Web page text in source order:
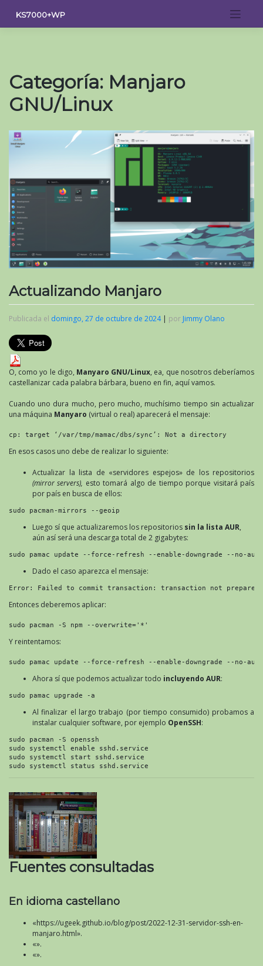
contenido
KS7000+WP
Categoría: Manjaro
GNU/Linux
Actualizando Manjaro
Publicada el domingo, 27 de octubre de 2024| por Jimmy Olano
O, como yo le digo, Manyaro GNU/Linux, ea, que nosotros deberíamos
castellanizar cada palabra bárbara, bueno en fin, aquí vamos.
Cuando uno dura mucho, pero mucho, muchísimo tiempo sin actualizar
una máquina Manyaro (virtual o real) aparecerá el mensaje:
cp: target ‘/var/tmp/mamac/dbs/sync’: Not a directory
En esos casos uno debe de realizar lo siguiente:
Actualizar la lista de «servidores espejos» de los repositorios
(mirror servers), esto tomará algo de tiempo porque visitará país
por país en busca de ellos:
sudo pacman-mirrors --geoip
Luego sí que actualizaremos los repositorios sin la lista AUR,
aún así será una descarga total de 2 gigabytes:
sudo pamac update --force-refresh --enable-downgrade --no-aur
Dado el caso aparezca el mensaje:
Error: Failed to commit transaction: transaction not prepared
Entonces deberemos aplicar:
sudo pacman -S npm --overwrite='*'
Y reintentamos:
sudo pamac update --force-refresh --enable-downgrade --no-aur
Ahora sí que podemos actualizar todo incluyendo AUR:
sudo pamac upgrade -a
Al finalizar el largo trabajo (por tiempo consumido) probamos a
instalar cualquier software, por ejemplo OpenSSH:
sudo pacman -S openssh
sudo systemctl enable sshd.service
sudo systemctl start sshd.service
sudo systemctl status sshd.service
Fuentes consultadas
En idioma castellano
«https://ugeek.github.io/blog/post/2022-12-31-servidor-ssh-en-
manjaro.html».
«».
«».